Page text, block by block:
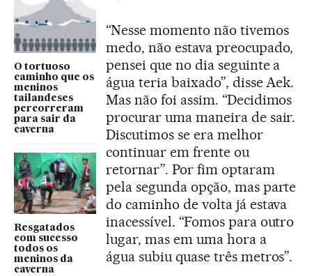
O tortuoso
caminho que os
meninos
tailandeses
percorreram
para sair da
caverna
Resgatados
com sucesso
todos os
meninos da
caverna
“Nesse momento não tivemos
medo, não estava preocupado,
pensei que no dia seguinte a
água teria baixado”, disse Aek.
Mas não foi assim. “Decidimos
procurar uma maneira de sair.
Discutimos se era melhor
continuar em frente ou
retornar”. Por fim optaram
pela segunda opção, mas parte
do caminho de volta já estava
inacessível. “Fomos para outro
lugar, mas em uma hora a
água subiu quase três metros”.